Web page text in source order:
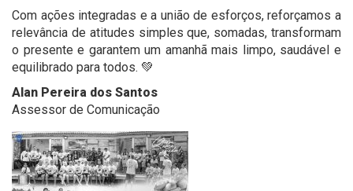
Com ações integradas e a união de esforços, reforçamos a
relevância de atitudes simples que, somadas, transformam
o presente e garantem um amanhã mais limpo, saudável e
equilibrado para todos. 💚
Alan Pereira dos Santos
Assessor de Comunicação